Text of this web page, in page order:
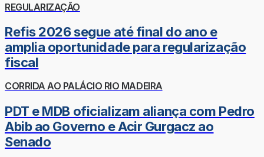
REGULARIZAÇÃO
Refis 2026 segue até final do ano e
amplia oportunidade para regularização
fiscal
CORRIDA AO PALÁCIO RIO MADEIRA
PDT e MDB oficializam aliança com Pedro
Abib ao Governo e Acir Gurgacz ao
Senado